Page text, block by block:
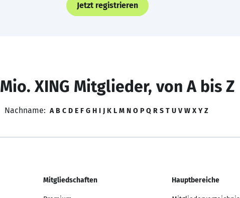
Jetzt registrieren
XING Mitglieder, von A bis Z
Nachname: A B C D E F G H I J K L M N O P Q R S T U V W X Y Z
Mitgliedschaften Hauptbereiche